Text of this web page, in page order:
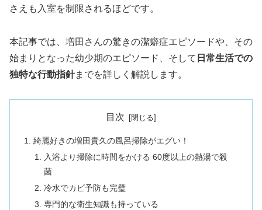
さえも入室を制限されるほどです。
本記事では、増田さんの驚きの潔癖症エピソードや、その
始まりとなった幼少期のエピソード、そして 日常生活での
独特な行動指針までを詳しく解説します。
目次
綺麗好きの増田貴久の風呂掃除がエグい！
入浴より掃除に時間をかける 60度以上の熱湯で殺
菌
冷水でカビ予防も完璧
専門的な衛生知識も持っている